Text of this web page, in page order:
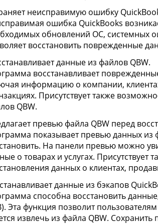
неисправимую ошибку
ошибка QuickBooks
обновлений ОС, системных
восстановить поврежденные
данные из файлов QBW.
восстанавливает
информацию о компании,
Присутствует также
QBW.
превью файла QBW перед
показывает превью данных из
На панели превью можно
о товарах и услугах.
данных о клиентах,
данные из бэкапов
способна восстановить
Эта функция позволит
извлечь из файла QBW.